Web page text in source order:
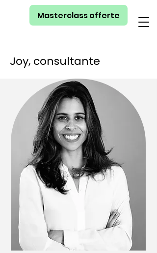
Masterclass offerte
Joy, consultante